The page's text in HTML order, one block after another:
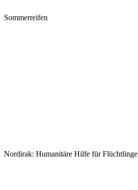
Sommerreifen
Nordirak: Humanitäre Hilfe für Flüchtlinge